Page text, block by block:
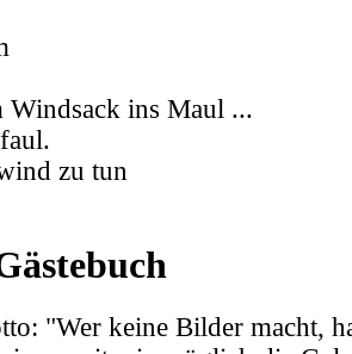
Windsack ins Maul ...
zu tun
"Wer keine Bilder macht,